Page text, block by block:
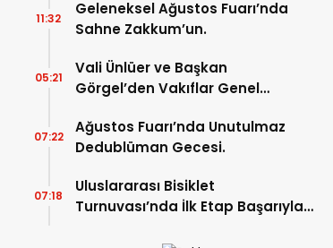
Geleneksel Ağustos Fuarı’nda
Sahne Zakkum’un.
11:32
Vali Ünlüer ve Başkan
Görgel’den Vakıflar Genel
05:21
Ağustos Fuarı’nda Unutulmaz
Dedublüman Gecesi.
07:22
Uluslararası Bisiklet
Turnuvası’nda İlk Etap Başarıyla
07:18